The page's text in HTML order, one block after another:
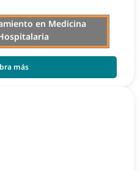
en Medicina
más